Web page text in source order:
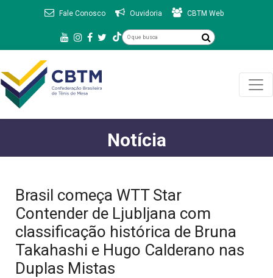
Fale Conosco Ouvidoria CBTM Web
Notícia
Brasil começa WTT Star
Contender de Ljubljana com
classificação histórica de Bruna
Takahashi e Hugo Calderano nas
Duplas Mistas